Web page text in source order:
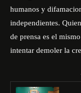
humanos y
independientes.
de prensa es el
intentar demoler la